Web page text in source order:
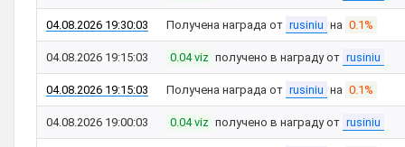
04.08.2026 19:30:03 Получена награда от rusiniu на 0.1%
04.08.2026 19:15:03 0.04 viz получено в награду от rusiniu
04.08.2026 19:15:03 Получена награда от rusiniu на 0.1%
04.08.2026 19:00:03 0.04 viz получено в награду от rusiniu